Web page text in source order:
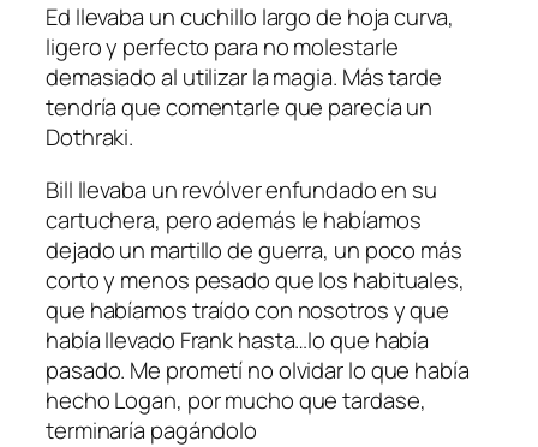
Ed llevaba un cuchillo largo de hoja curva,
ligero y perfecto para no molestarle
demasiado al utilizar la magia. Más tarde
tendría que comentarle que parecía un
Dothraki.
Bill llevaba un revólver enfundado en su
cartuchera, pero además le habíamos
dejado un martillo de guerra, un poco más
corto y menos pesado que los habituales,
que habíamos traído con nosotros y que
había llevado Frank hasta…lo que había
pasado. Me prometí no olvidar lo que había
hecho Logan, por mucho que tardase,
terminaría pagándolo